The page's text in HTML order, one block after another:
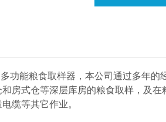
功能粮食取样器，本公司通过多年
房式仓等深层库房的粮食取样，及
缆等其它作业。